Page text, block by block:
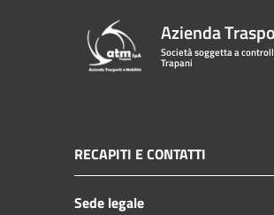
Azienda
Società soggetta a
Trapani
RECAPITI E CONTATTI
Sede legale